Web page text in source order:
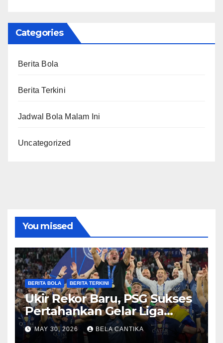
Categories
Berita Bola
Berita Terkini
Jadwal Bola Malam Ini
Uncategorized
You missed
BERITA BOLA BERITA TERKINI
Ukir Rekor Baru, PSG Sukses
Pertahankan Gelar Liga
Champions
MAY 30, 2026 BELA CANTIKA